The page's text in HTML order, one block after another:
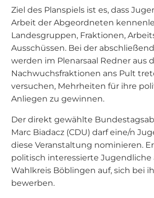
Ziel des Planspiels ist es, dass
Arbeit der Abgeordneten
Landesgruppen, Fraktionen,
Ausschüssen. Bei der
werden im Plenarsaal Redner aus
Nachwuchsfraktionen ans Pult
versuchen, Mehrheiten für ihre
Anliegen zu gewinnen.
Der direkt gewählte
Marc Biadacz (CDU) darf eine/n
diese Veranstaltung nominieren.
politisch interessierte Jugendliche
Wahlkreis Böblingen auf, sich bei
bewerben.